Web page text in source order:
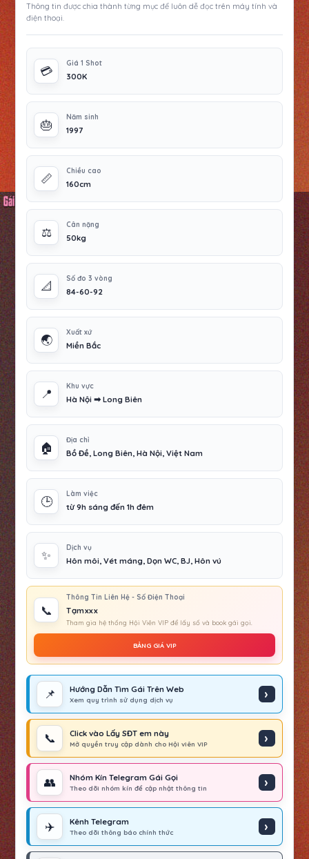
Thông tin được chia thành từng mục để luôn dễ đọc trên máy tính và
điện thoại.
💳
Giá 1 Shot
300K
🎂
Năm sinh
1997
📏
Chiều cao
160cm
⚖️
Cân nặng
50kg
📐
Số đo 3 vòng
84-60-92
🌏
Xuất xứ
Miền Bắc
📍
Khu vực
Hà Nội ➡ Long Biên
🏠
Địa chỉ
Bồ Đề, Long Biên, Hà Nội, Việt Nam
🕒
Làm việc
từ 9h sáng đến 1h đêm
✨
Dịch vụ
Hôn môi, Vét máng, Dọn WC, BJ, Hôn vú
📞
Thông Tin Liên Hệ - Số Điện Thoại
Tạmxxx
Tham gia hệ thống Hội Viên VIP để lấy số và book gái gọi.
BẢNG GIÁ VIP
📌 Hướng Dẫn Tìm Gái Trên Web
Xem quy trình sử dụng dịch vụ
📞 Click vào Lấy SĐT em này
Mở quyền truy cập dành cho Hội viên VIP
👥 Nhóm Kín Telegram Gái Gọi
Theo dõi nhóm kín để cập nhật thông tin
✈️ Kênh Telegram
Theo dõi thông báo chính thức